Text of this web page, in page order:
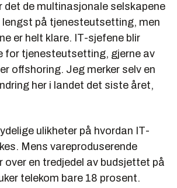
det de multinasjonale selskapene
lengst på tjenesteutsetting, men
er helt klare. IT-sjefene blir
for tjenesteutsetting, gjerne av
offshoring. Jeg merker selv en
her i landet det siste året,
ulikheter på hvordan IT-
Mens vareproduserende
over en tredjedel av budsjettet på
telekom bare 18 prosent.